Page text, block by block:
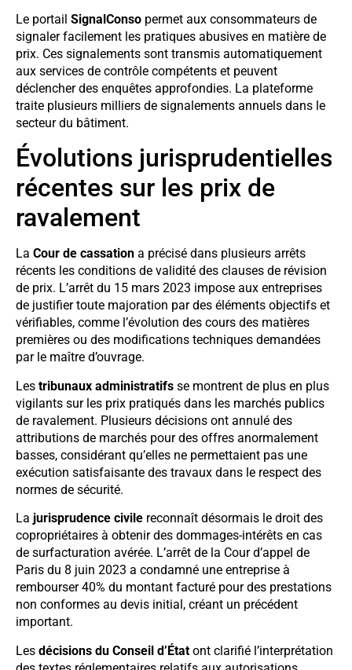
Le portail SignalConso permet aux consommateurs de
signaler facilement les pratiques abusives en matière de
prix. Ces signalements sont transmis automatiquement
aux services de contrôle compétents et peuvent
déclencher des enquêtes approfondies. La plateforme
traite plusieurs milliers de signalements annuels dans le
secteur du bâtiment.
Évolutions jurisprudentielles
récentes sur les prix de
ravalement
La Cour de cassation a précisé dans plusieurs arrêts
récents les conditions de validité des clauses de révision
de prix. L’arrêt du 15 mars 2023 impose aux entreprises
de justifier toute majoration par des éléments objectifs et
vérifiables, comme l’évolution des cours des matières
premières ou des modifications techniques demandées
par le maître d’ouvrage.
Les tribunaux administratifs se montrent de plus en plus
vigilants sur les prix pratiqués dans les marchés publics
de ravalement. Plusieurs décisions ont annulé des
attributions de marchés pour des offres anormalement
basses, considérant qu’elles ne permettaient pas une
exécution satisfaisante des travaux dans le respect des
normes de sécurité.
La jurisprudence civile reconnaît désormais le droit des
copropriétaires à obtenir des dommages-intérêts en cas
de surfacturation avérée. L’arrêt de la Cour d’appel de
Paris du 8 juin 2023 a condamné une entreprise à
rembourser 40% du montant facturé pour des prestations
non conformes au devis initial, créant un précédent
important.
Les décisions du Conseil d’État ont clarifié l’interprétation